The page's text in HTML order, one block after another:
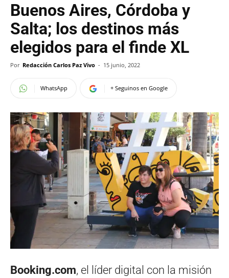
Buenos Aires, Córdoba y
Salta; los destinos más
elegidos para el finde XL
Por Redacción Carlos Paz Vivo - 15 junio, 2022
WhatsApp + Seguinos en Google
Booking.com, el líder digital con la misión